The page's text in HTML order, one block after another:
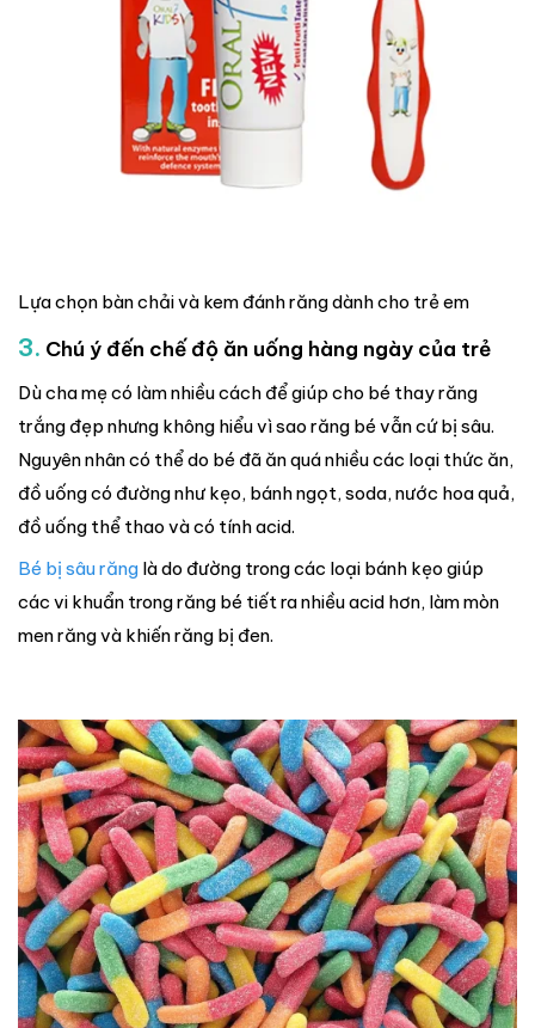
Lựa chọn bàn chải và kem đánh răng dành cho trẻ em
3. Chú ý đến chế độ ăn uống hàng ngày của trẻ
Dù cha mẹ có làm nhiều cách để giúp cho bé thay răng
trắng đẹp nhưng không hiểu vì sao răng bé vẫn cứ bị sâu.
Nguyên nhân có thể do bé đã ăn quá nhiều các loại thức ăn,
đồ uống có đường như kẹo, bánh ngọt, soda, nước hoa quả,
đồ uống thể thao và có tính acid.
Bé bị sâu răng là do đường trong các loại bánh kẹo giúp
các vi khuẩn trong răng bé tiết ra nhiều acid hơn, làm mòn
men răng và khiến răng bị đen.